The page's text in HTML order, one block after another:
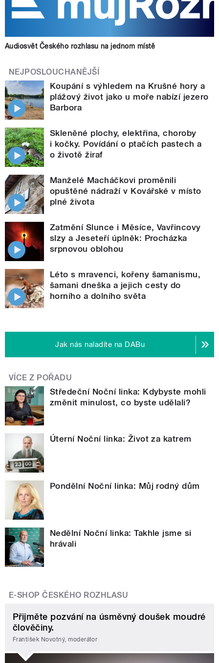
Audiosvět Českého rozhlasu na jednom místě
NEJPOSLOUCHANĚJŠÍ
Koupání s výhledem na Krušné hory a
plážový život jako u moře nabízí jezero
Barbora
Skleněné plochy, elektřina, choroby
i kočky. Povídání o ptačích pastech a
o životě žiraf
Manželé Macháčkovi proměnili
opuštěné nádraží v Kovářské v místo
plné života
Zatmění Slunce i Měsíce, Vavřincovy
slzy a Jeseteří úplněk: Procházka
srpnovou oblohou
Léto s mravenci, kořeny šamanismu,
šamani dneška a jejich cesty do
horního a dolního světa
Jak nás naladíte na DABu
VÍCE Z POŘADU
Středeční Noční linka: Kdybyste mohli
změnit minulost, co byste udělali?
Úterní Noční linka: Život za katrem
Pondělní Noční linka: Můj rodný dům
Nedělní Noční linka: Takhle jsme si
hrávali
E-SHOP ČESKÉHO ROZHLASU
Přijměte pozvání na úsměvný doušek moudré
člověčiny.
František Novotný, moderátor